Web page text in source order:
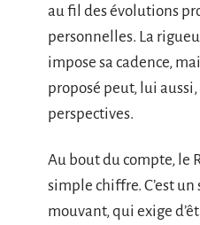
au fil des évolutions
personnelles. La
impose sa cadence,
proposé peut, lui
perspectives.
Au bout du compte, le
simple chiffre. C’est
mouvant, qui exige